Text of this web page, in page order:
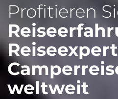
Profitieren
weltweit